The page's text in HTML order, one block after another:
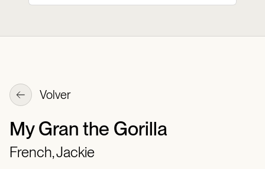
Volver
My Gran the Gorilla
French, Jackie